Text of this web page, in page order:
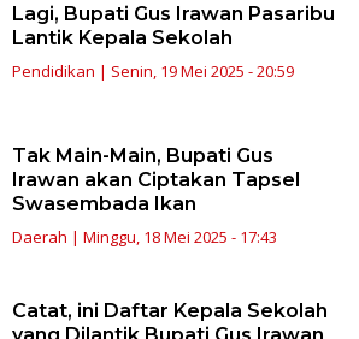
Lagi, Bupati Gus Irawan Pasaribu
Lantik Kepala Sekolah
Pendidikan | Senin, 19 Mei 2025 - 20:59
Tak Main-Main, Bupati Gus
Irawan akan Ciptakan Tapsel
Swasembada Ikan
Daerah | Minggu, 18 Mei 2025 - 17:43
Catat, ini Daftar Kepala Sekolah
yang Dilantik Bupati Gus Irawan